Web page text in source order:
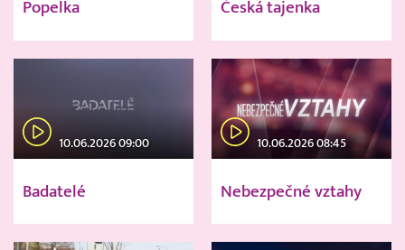
Popelka Česká tajenka
10.06.2026 09:00
Badatelé
10.06.2026 08:45
Nebezpečné vztahy